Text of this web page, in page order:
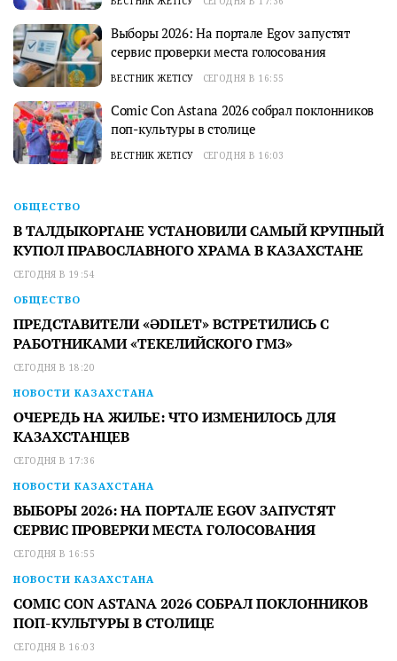
Выборы 2026: На портале Egov запустят
сервис проверки места голосования
ВЕСТНИК ЖЕТІСУ СЕГОДНЯ В 16:55
Comic Con Astana 2026 собрал поклонников
поп-культуры в столице
ВЕСТНИК ЖЕТІСУ СЕГОДНЯ В 16:03
ОБЩЕСТВО
В ТАЛДЫКОРГАНЕ УСТАНОВИЛИ САМЫЙ КРУПНЫЙ
КУПОЛ ПРАВОСЛАВНОГО ХРАМА В КАЗАХСТАНЕ
СЕГОДНЯ В 19:54
ОБЩЕСТВО
ПРЕДСТАВИТЕЛИ «ӘDILET» ВСТРЕТИЛИСЬ С
РАБОТНИКАМИ «ТЕКЕЛИЙСКОГО ГМЗ»
СЕГОДНЯ В 18:20
НОВОСТИ КАЗАХСТАНА
ОЧЕРЕДЬ НА ЖИЛЬЕ: ЧТО ИЗМЕНИЛОСЬ ДЛЯ
КАЗАХСТАНЦЕВ
СЕГОДНЯ В 17:36
НОВОСТИ КАЗАХСТАНА
ВЫБОРЫ 2026: НА ПОРТАЛЕ EGOV ЗАПУСТЯТ
СЕРВИС ПРОВЕРКИ МЕСТА ГОЛОСОВАНИЯ
СЕГОДНЯ В 16:55
НОВОСТИ КАЗАХСТАНА
COMIC CON ASTANA 2026 СОБРАЛ ПОКЛОННИКОВ
ПОП-КУЛЬТУРЫ В СТОЛИЦЕ
СЕГОДНЯ В 16:03